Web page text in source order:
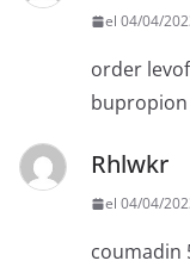
el 04/04/
order
Rhlwkr
el 04/04/
coumadin